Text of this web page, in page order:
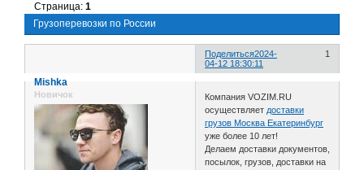
Грузоперевозки по России
Страница:1
Поделиться 1
2024-
04-12 18:30:11
Mishka
Новичок
Компания VOZIM.RU
осуществляет доставки
грузов Москва Екатеринбург
уже более 10 лет!
Делаем доставки документов,
посылок, грузов, доставки на